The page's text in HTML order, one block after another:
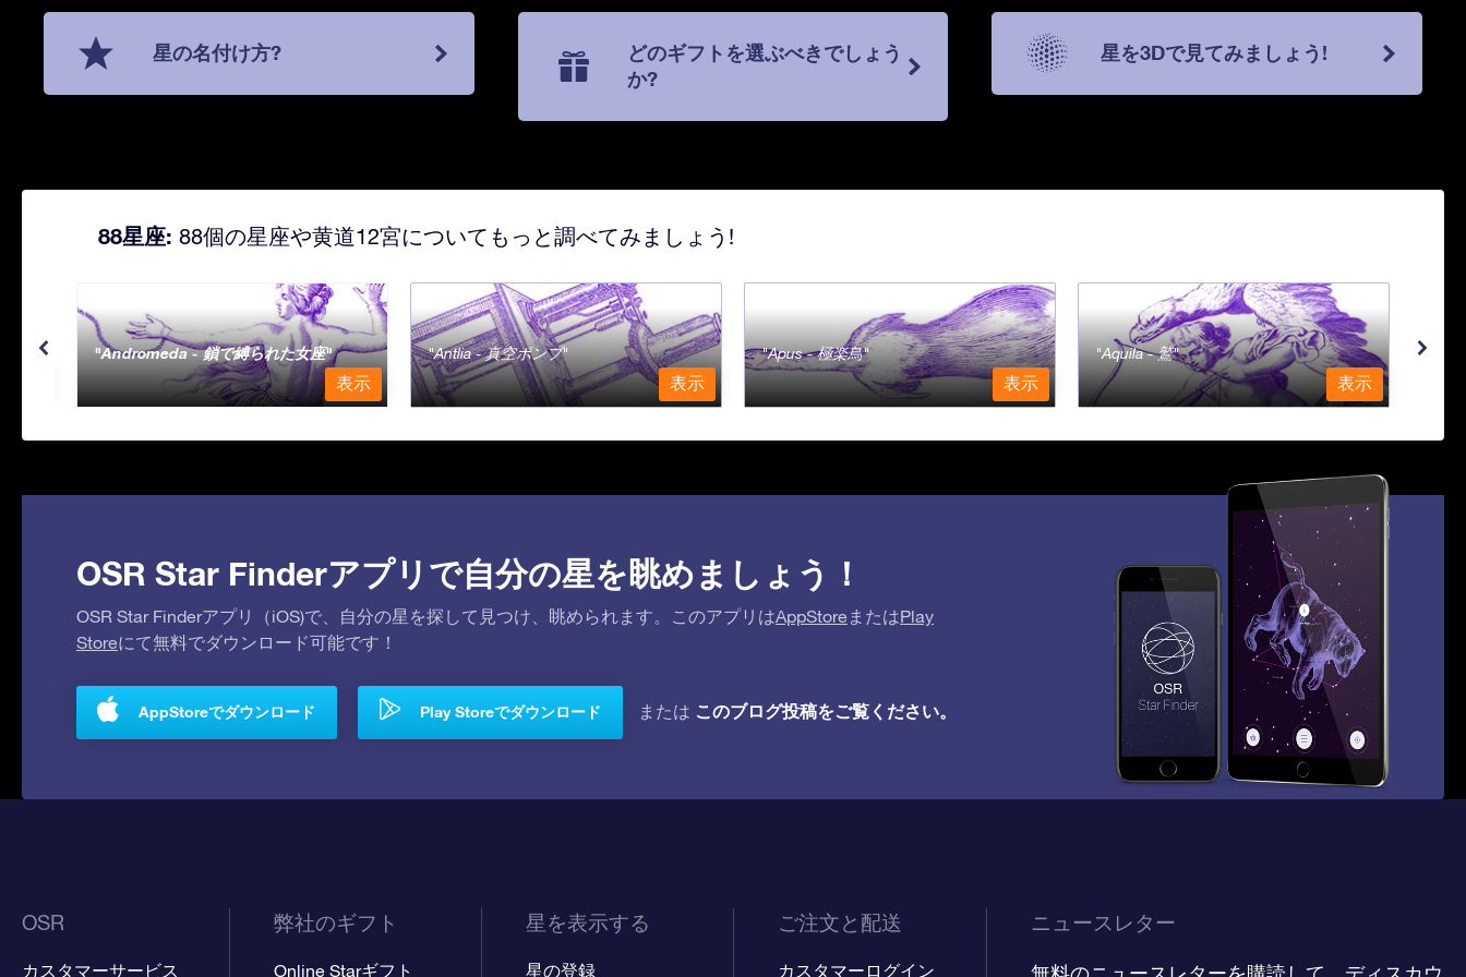
星の名付け方?
どのギフトを選ぶべきでしょう
か?
星を3Dで見てみましょう!
88星座: 88個の星座や黄道12宮についてもっと調べてみましょう!
Andromeda - 鎖で縛られた女座
表示
Antlia - 真空ポンプ
表示
Apus - 極楽鳥
表示
Aquila - 鷲
表示
OSR Star Finderアプリで自分の星を眺めましょう！
OSR Star Finderアプリ（iOS)で、自分の星を探して見つけ、眺められます。このアプリはAppStore またはPlay
Storeにて無料でダウンロード可能です！
AppStoreでダウンロード Play Storeでダウンロード または このブログ投稿をご覧ください。
OSR
カスタマーサービス
弊社のギフト
Online Starギフト
星を表示する
星の登録
ご注文と配送
カスタマーログイン
ニュースレター